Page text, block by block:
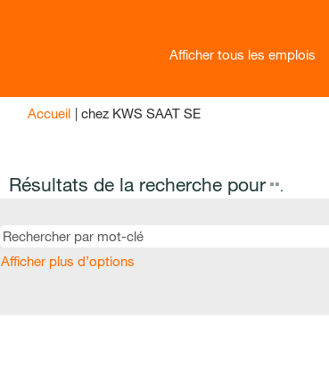
Afficher tous les emplois
Accueil | chez KWS SAAT SE(page
Résultats de la recherche pour "".
Afficher plus d’options